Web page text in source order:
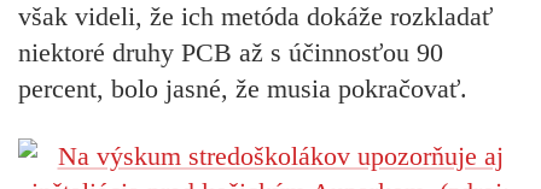
však videli, že ich metóda dokáže rozkladať
niektoré druhy PCB až s účinnosťou 90
percent, bolo jasné, že musia pokračovať.